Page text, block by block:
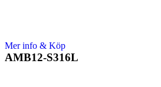
Mer info & Köp
AMB12-S316L